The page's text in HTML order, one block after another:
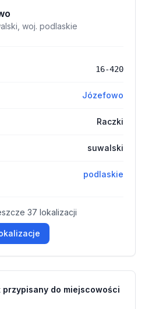
woj. podlaskie
16-420
Józefowo
Raczki
suwalski
podlaskie
37 lokalizacji
do miejscowości